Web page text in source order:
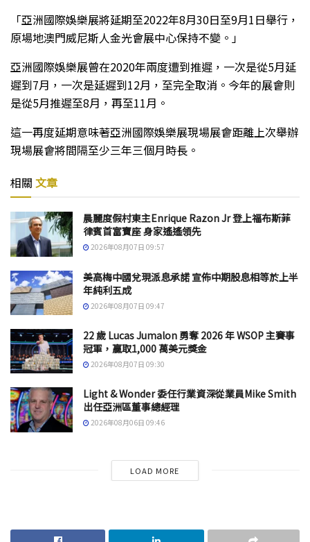
「亞洲國際娛樂展將延期至2022年8月30日至9月1日舉行，
原場地澳門威尼斯人金光會展中心保持不變。」
亞洲國際娛樂展曾在2020年兩度遭到推遲，一次是從5月延
遲到7月，一次是延遲到12月，至完全取消。今年的展會則
是從5月推遲至8月，再至11月。
這一再度延期意味著亞洲國際娛樂展現場展會距離上次舉辦
現場展會將間隔至少三年三個月時長。
相關 文章
晨麗度假村東主Enrique Razon Jr 登上福布斯菲
律賓首富寶座 身家遙遙領先
2026年08月07日 09:57
美高梅中國兌現派息承諾 宣佈中期股息相等於上半
年純利五成
2026年08月07日 09:47
22 歲 Lucas Jumalon 勇奪 2026 年 WSOP 主賽事
冠軍，贏取1,000 萬美元獎金
2026年08月07日 09:30
Light & Wonder 委任行業資深從業員Mike Smith
出任亞洲區董事總經理
2026年08月06日 09:46
LOAD MORE